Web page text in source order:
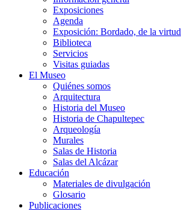
Exposiciones
Agenda
Exposición: Bordado, de la virtud
Biblioteca
Servicios
Visitas guiadas
El Museo
Quiénes somos
Arquitectura
Historia del Museo
Historia de Chapultepec
Arqueología
Murales
Salas de Historia
Salas del Alcázar
Educación
Materiales de divulgación
Glosario
Publicaciones